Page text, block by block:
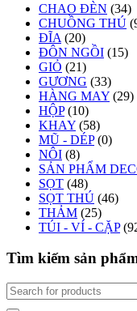
CHAO ĐÈN (34)
CHUỒNG THÚ
ĐĨA (20)
ĐÔN NGỒI (15)
GIỎ (21)
GƯƠNG (33)
HÀNG MAY (29)
HỘP (10)
KHAY (58)
MŨ - DÉP (0)
NÔI (8)
SẢN PHẨM
SỌT (48)
SỌT THÚ (46)
THẢM (25)
TÚI - VÍ - CẶP
Tìm kiếm sản